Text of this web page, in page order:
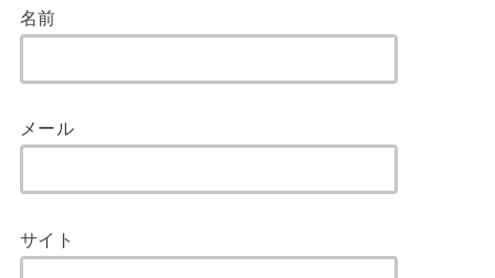
名前
メール
サイト